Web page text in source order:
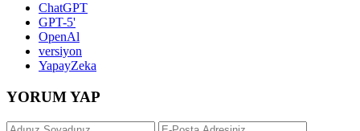
ChatGPT
GPT-5'
OpenAl
versiyon
YapayZeka
YORUM YAP